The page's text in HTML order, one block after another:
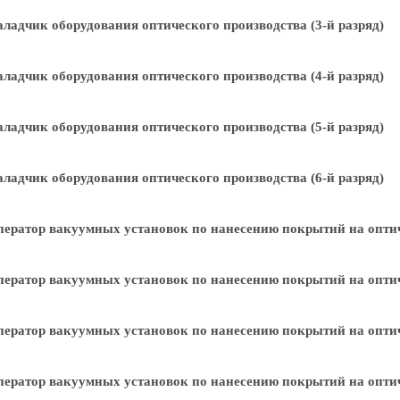
оборудования оптического производства (3-й разряд)
оборудования оптического производства (4-й разряд)
оборудования оптического производства (5-й разряд)
оборудования оптического производства (6-й разряд)
вакуумных установок по нанесению покрытий на
вакуумных установок по нанесению покрытий на
вакуумных установок по нанесению покрытий на
вакуумных установок по нанесению покрытий на